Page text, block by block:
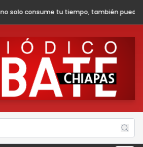
también puede poner en riesgo tu